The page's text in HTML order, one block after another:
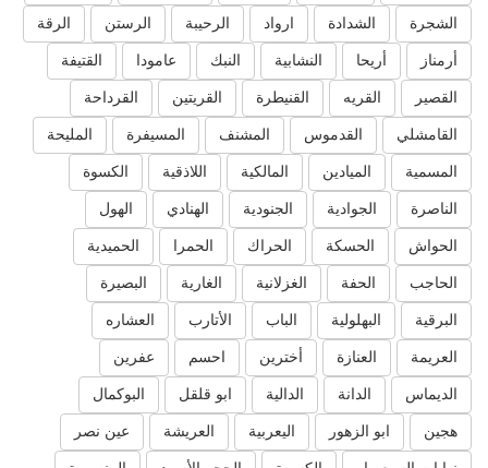
الشجرة الشدادة ارواد الرحيبة الرستن الرقة
أرمناز أريحا النشابية النبك عامودا القتيفة
القصير القريه القنيطرة القريتين القرداحة
القامشلي القدموس المشنف المسيفرة المليحة
المسمية الميادين المالكية اللاذقية الكسوة
الناصرة الجوادية الجنودية الهنادي الهول
الحواش الحسكة الحراك الحمرا الحميدية
الحاجب الحفة الغزلانية الغارية البصيرة
البرقية البهلولية الباب الأتارب العشاره
العريمة العنازة أخترين احسم عفرين
الديماس الدانة الدالية ابو قلقل البوكمال
هجين ابو الزهور اليعربية العريشة عين نصر